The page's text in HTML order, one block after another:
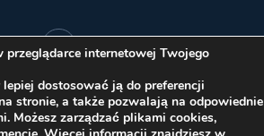
prawa zastrzeżone
internetowej Twojego
dostosować ją do preferencji
stronie, a także pozwalają na odpowiednie
Możesz zarządzać plikami cookies,